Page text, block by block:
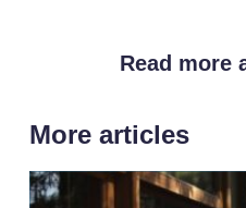
Read more
More articles